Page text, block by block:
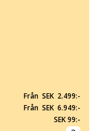
Från SEK 2.499:-
Från SEK 6.949:-
SEK 99:-